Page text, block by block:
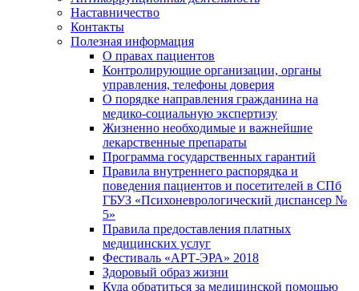
Наставничество
Контакты
Полезная информация
О правах пациентов
Контролирующие организации, органы
управления, телефоны доверия
О порядке направления гражданина на
медико-социальную экспертизу
Жизненно необходимые и важнейшие
лекарственные препараты
Программа государственных гарантий
Правила внутреннего распорядка и
поведения пациентов и посетителей в СПб
ГБУЗ «Психоневрологический диспансер №
5»
Правила предоставления платных
медицинских услуг
Фестиваль «АРТ-ЭРА» 2018
Здоровый образ жизни
Куда обратиться за медицинской помощью